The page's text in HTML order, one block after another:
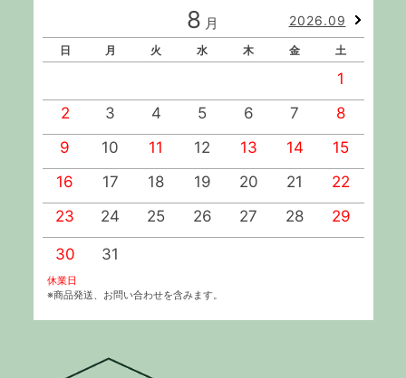
8 月 2026.09
日 月 火 水 木 金 土
1
2
3 4 5 6 7
8
9
10 11 12 13 14
15
16
17 18 19 20 21
22
23
24 25 26 27 28 29
30 31
休業日
※商品発送、お問い合わせを含みます。